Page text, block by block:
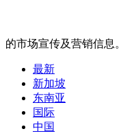
的市场宣传及营销信息。
最新
新加坡
东南亚
国际
中国